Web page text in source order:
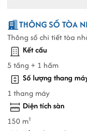
THÔNG SỐ TÒA
Thông số chi tiết tòa
Kết cấu
5 tầng + 1 hầm
Số lượng thang
1 thang máy
Diện tích sàn
150 m2